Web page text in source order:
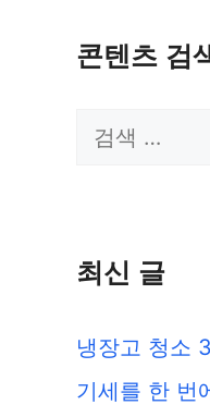
콘텐츠 검
검
최신 글
냉장고 청소
기세를 한 번